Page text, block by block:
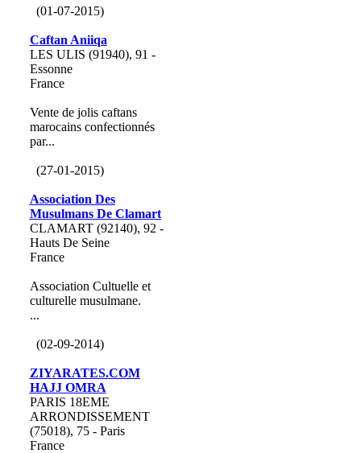
(01-07-2015)
Caftan Aniiqa
LES ULIS (91940), 91 -
Essonne
France
Vente de jolis caftans
marocains confectionnés
par...
(27-01-2015)
Association Des
Musulmans De Clamart
CLAMART (92140), 92 -
Hauts De Seine
France
Association Cultuelle et
culturelle musulmane.
...
(02-09-2014)
ZIYARATES.COM
HAJJ OMRA
PARIS 18EME
ARRONDISSEMENT
(75018), 75 - Paris
France